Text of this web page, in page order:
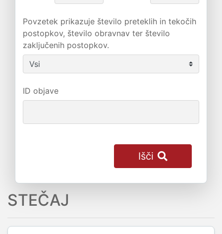
Povzetek prikazuje število preteklih in tekočih
postopkov, število obravnav ter število
zaključenih postopkov.
ID objave
Išči
STEČAJ